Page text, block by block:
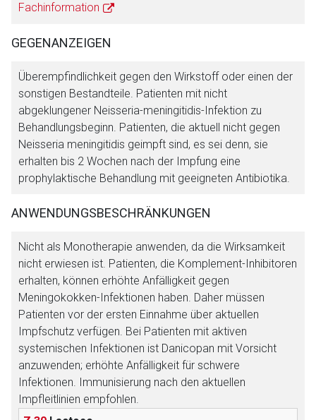
Fachinformation
GEGENANZEIGEN
Überempfindlichkeit gegen den Wirkstoff oder einen der
sonstigen Bestandteile. Patienten mit nicht
abgeklungener Neisseria-meningitidis-Infektion zu
Behandlungsbeginn. Patienten, die aktuell nicht gegen
Neisseria meningitidis geimpft sind, es sei denn, sie
erhalten bis 2 Wochen nach der Impfung eine
prophylaktische Behandlung mit geeigneten Antibiotika.
ANWENDUNGSBESCHRÄNKUNGEN
Nicht als Monotherapie anwenden, da die Wirksamkeit
nicht erwiesen ist. Patienten, die Komplement-Inhibitoren
erhalten, können erhöhte Anfälligkeit gegen
Meningokokken-Infektionen haben. Daher müssen
Patienten vor der ersten Einnahme über aktuellen
Impfschutz verfügen. Bei Patienten mit aktiven
systemischen Infektionen ist Danicopan mit Vorsicht
anzuwenden; erhöhte Anfälligkeit für schwere
Infektionen. Immunisierung nach den aktuellen
Impfleitlinien empfohlen.
Aufruf einer externen Seite